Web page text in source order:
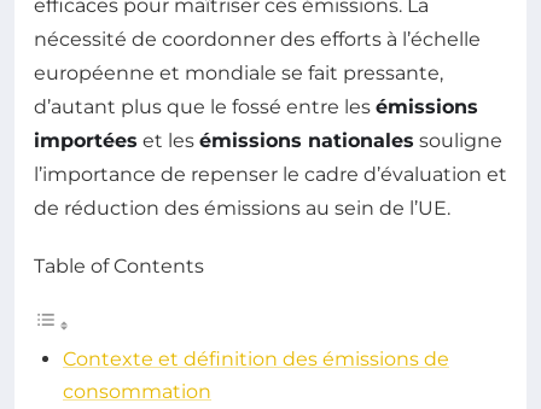
efficaces pour maîtriser ces émissions. La
nécessité de coordonner des efforts à l’échelle
européenne et mondiale se fait pressante,
d’autant plus que le fossé entre les émissions
importées et les émissions nationales souligne
l’importance de repenser le cadre d’évaluation et
de réduction des émissions au sein de l’UE.
Table of Contents
Contexte et définition des émissions de
consommation